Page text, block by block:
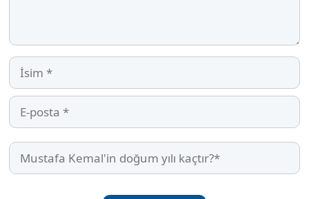
İsim
E-
posta
Mustafa
Kemal'in